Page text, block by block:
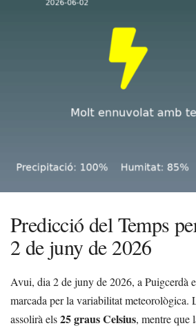
Predicció del Temps
2 de juny de 2026
Avui, dia 2 de juny de 2026, a Puigcerdà
marcada per la variabilitat meteorològica.
assolirà els25 graus Celsius, mentre que